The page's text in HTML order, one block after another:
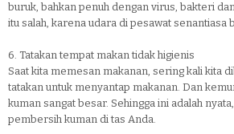
buruk, bahkan penuh dengan virus, bakteri
itu salah, karena udara di pesawat senantiasa
6. Tatakan tempat makan tidak higienis
Saat kita memesan makanan, sering kali kita
tatakan untuk menyantap makanan. Dan
kuman sangat besar. Sehingga ini adalah
pembersih kuman di tas Anda.